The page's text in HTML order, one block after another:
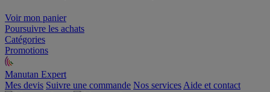
Voir mon panier
Poursuivre les achats
Catégories
Promotions
Manutan Expert
offre reconditionnée